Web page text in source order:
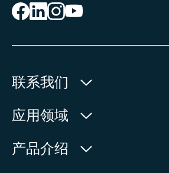
联系我们
欧玛执行器(中国)有限公司
人民北路171号
应用领域
水利
产品介绍